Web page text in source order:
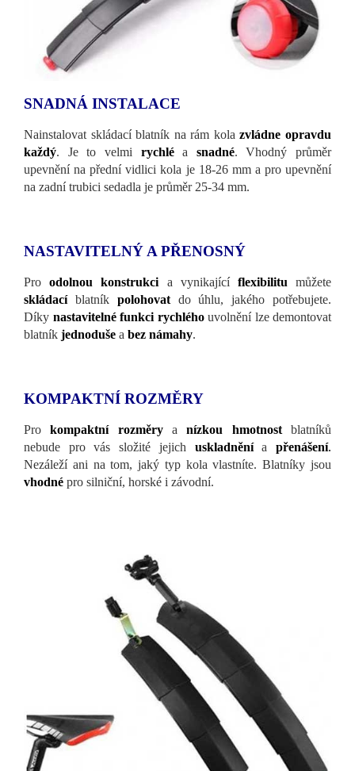
SNADNÁ INSTALACE
Nainstalovat skládací blatník na rám kola zvládne opravdu
každý. Je to velmi rychléa snadné. Vhodný průměr
upevnění na přední vidlici kola je 18-26 mm a pro upevnění
na zadní trubici sedadla je průměr 25-34 mm.
NASTAVITELNÝ A PŘENOSNÝ
Proodolnou konstrukci a vynikající flexibilitu můžete
skládacíblatník polohovatdo úhlu, jakého potřebujete.
Díky nastavitelné funkci rychléhouvolnění lze demontovat
blatník jednoduše a bez námahy.
KOMPAKTNÍ ROZMĚRY
Prokompaktní rozměrya nízkou hmotnostblatníků
nebude pro vás složité jejich uskladněníapřenášení.
Nezáleží ani na tom, jaký typ kola vlastníte. Blatníky jsou
vhodné pro silniční, horské i závodní.